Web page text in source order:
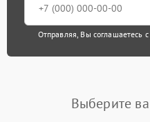
Отправляя, Вы соглашаетесь с
Выберите